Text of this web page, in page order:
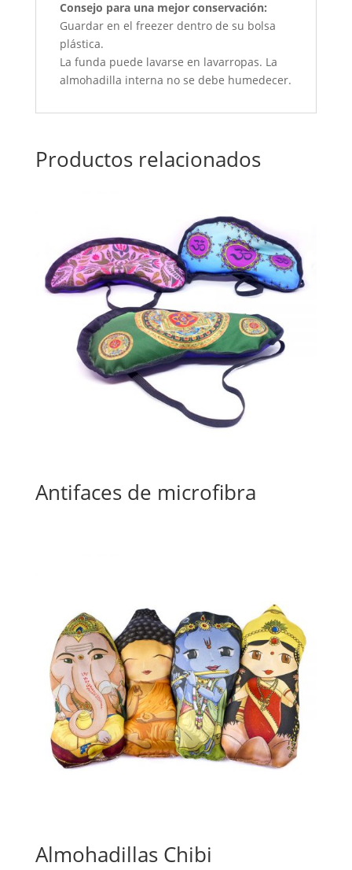
Consejo para una mejor conservación:
Guardar en el freezer dentro de su bolsa
plástica.
La funda puede lavarse en lavarropas. La
almohadilla interna no se debe humedecer.
Productos relacionados
Antifaces de microfibra
Almohadillas Chibi